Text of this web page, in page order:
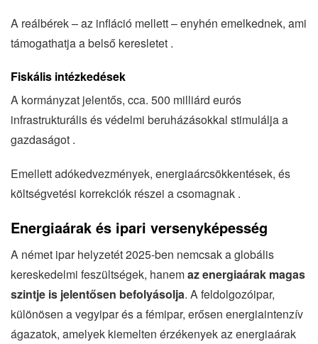
A reálbérek – az infláció mellett – enyhén emelkednek, ami
támogathatja a belső keresletet .
Fiskális intézkedések
A kormányzat jelentős, cca. 500 milliárd eurós
infrastrukturális és védelmi beruházásokkal stimulálja a
gazdaságot .
Emellett adókedvezmények, energiaárcsökkentések, és
költségvetési korrekciók részei a csomagnak .
Energiaárak és ipari versenyképesség
A német ipar helyzetét 2025-ben nemcsak a globális
kereskedelmi feszültségek, hanemaz energiaárak magas
szintje is jelentősen befolyásolja. A feldolgozóipar,
különösen a vegyipar és a fémipar, erősen energiaintenzív
ágazatok, amelyek kiemelten érzékenyek az energiaárak